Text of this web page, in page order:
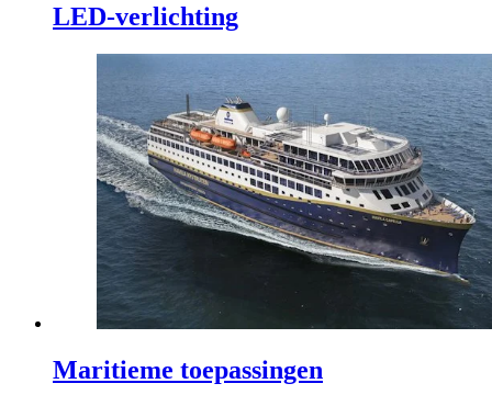
LED-verlichting
Maritieme toepassingen